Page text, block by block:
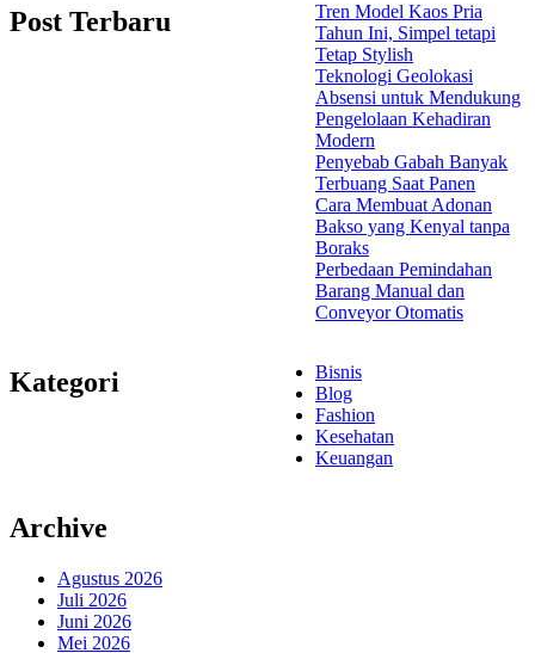
Post Terbaru
Tren Model Kaos Pria
Tahun Ini, Simpel tetapi
Tetap Stylish
Teknologi Geolokasi
Absensi untuk Mendukung
Pengelolaan Kehadiran
Modern
Penyebab Gabah Banyak
Terbuang Saat Panen
Cara Membuat Adonan
Bakso yang Kenyal tanpa
Boraks
Perbedaan Pemindahan
Barang Manual dan
Conveyor Otomatis
Kategori
Bisnis
Blog
Fashion
Kesehatan
Keuangan
Archive
Agustus 2026
Juli 2026
Juni 2026
Mei 2026